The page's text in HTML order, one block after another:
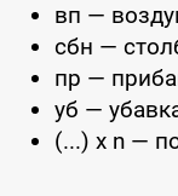
вп —
сбн —
пр —
уб —
(...) x n —